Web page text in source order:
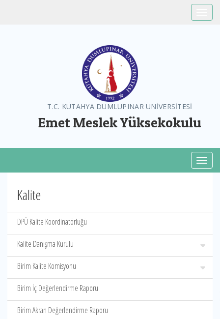
T.C. KÜTAHYA DUMLUPINAR ÜNİVERSİTESİ
Emet Meslek Yüksekokulu
Kalite
DPÜ Kalite Koordinatörlüğü
Kalite Danışma Kurulu
Birim Kalite Komisyonu
Birim İç Değerlendirme Raporu
Birim Akran Değerlendirme Raporu